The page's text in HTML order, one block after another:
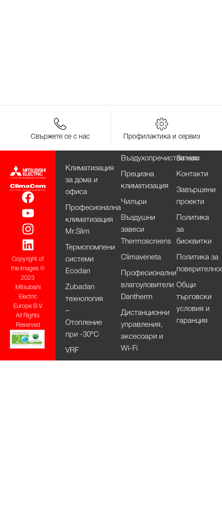
Свържете се с нас Профилактика и сервиз
Copyright of
the images ©
2023
Mitsubishi
Electric
Europe B.V.
All Rights
Reserved
Климатизация
за дома и
офиса
Професионална
климатизация
Mr.Slim
Термопомпени
системи
Ecodan
Zubadan
технология
–
Отопление
при -30°С
VRF
системи –
Въздухопречистватели
Прецизна
климатизация
Чилъри
Въздушни
завеси
Thermoscreens
Climaveneta
Професионални
влагоуловители
Dantherm
Дистанционни
управления,
аксесоари и
Wi-Fi
За нас
Контакти
Завършени
проекти
Политика
за
бисквитки
Политика за
Общи
търговски
условия и
гаранция